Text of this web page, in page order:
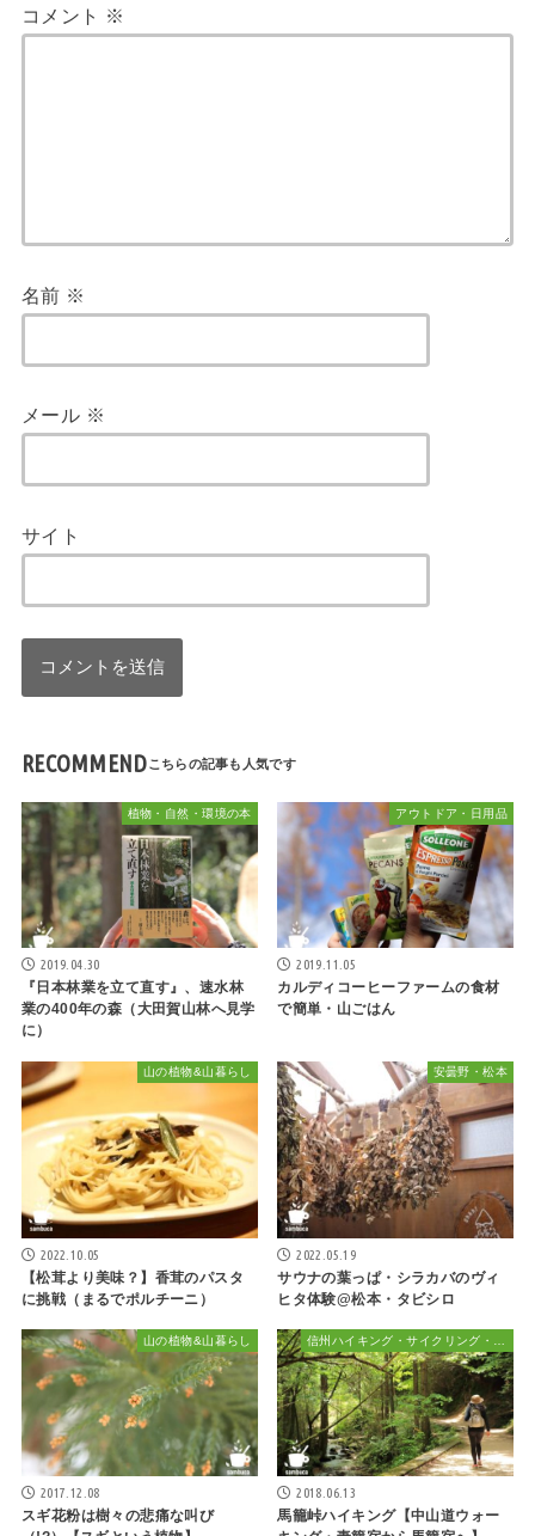
コメント ※
名前 ※
メール ※
サイト
RECOMMEND
植物・自然・環境の本
2019.04.30
『日本林業を立て直す』、速水林
業の400年の森（大田賀山林へ見学
に）
アウトドア・日用品
2019.11.05
カルディコーヒーファームの食材
で簡単・山ごはん
山の植物&山暮らし
2022.10.05
【松茸より美味？】香茸のパスタ
に挑戦（まるでポルチーニ）
安曇野・松本
2022.05.19
サウナの葉っぱ・シラカバのヴィ
ヒタ体験@松本・タビシロ
山の植物&山暮らし
2017.12.08
スギ花粉は樹々の悲痛な叫び
信州ハイキング・サイクリング・植物散策&おでかけ
2018.06.13
馬籠峠ハイキング【中山道ウォー